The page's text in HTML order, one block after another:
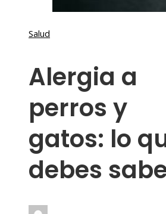
Salud
Alergia a
perros y
gatos: lo
debes